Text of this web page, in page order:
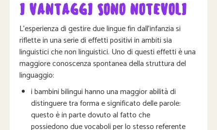
I VANTAGGI SONO NOTEVOLI
L’esperienza di gestire due lingue fin dall’infanzia si
riflette in una serie di effetti positivi in ambiti sia
linguistici che non linguistici. Uno di questi effetti è una
maggiore conoscenza spontanea della struttura del
linguaggio:
i bambini bilingui hanno una maggior abilità di
distinguere tra forma e significato delle parole:
questo è in parte dovuto al fatto che
possiedono due vocaboli per lo stesso referente